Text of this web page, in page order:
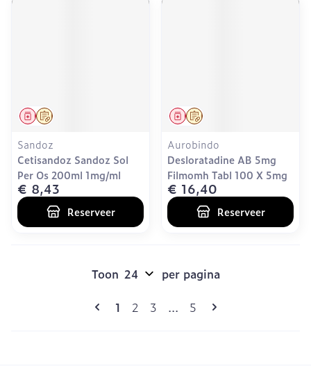
Op voorschrift
Geneesmiddel
Sandoz
Cetisandoz Sandoz Sol
Per Os 200ml 1mg/ml
€ 8,43
Reserveer
Op voorschrift
Geneesmiddel
Aurobindo
Desloratadine AB 5mg
Filmomh Tabl 100 X 5mg
€ 16,40
Reserveer
Pagina's
U lees momenteel pagina
1 Pagina
2 Pagina
3 ... Pagina
5
Toon per pagina